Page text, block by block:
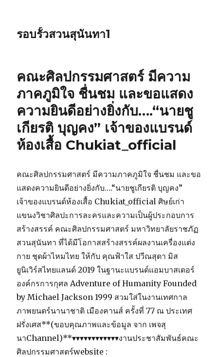
รอบรั้วสวนสุนันทา1
คณะศิลปกรรมศาสตร์ มีความ
ภาคภูมิใจ ชื่นชม และขอแสดง
ความยินดีอย่างยิ่งกับ….“นายชู
เกียรติ บุญคง” เจ้าของแบรนด์
ห้องเสื้อ Chukiat_official
คณะศิลปกรรมศาสตร์ มีความภาคภูมิใจ ชื่นชม และขอ
แสดงความยินดีอย่างยิ่งกับ….“นายชูเกียรติ บุญคง”
เจ้าของแบรนด์ห้องเสื้อ Chukiat_official ศิษย์เก่า
แขนงวิชาศิลปะการละครและความเป็นผู้ประกอบการ
สร้างสรรค์ คณะศิลปกรรมศาสตร์ มหาวิทยาลัยราชภัฏ
สวนสุนันทา ที่ได้มีโอกาสสร้างสรรค์ผลงานเครื่องแต่ง
กาย ชุดผ้าไหมไทย ให้กับ คุณฟ้าใส ปวีณสุดา มิส
ยูนิเวิร์สไทยแลนด์ 2019 ในฐานะแบรนด์แอมบาสเดอร์
องค์กรการกุศล Adventure of Humanity Founded
by Michael Jackson 1999 สวมใส่ในงานเทศกาล
ภาพยนตร์นานาชาติ เมืองคานส์ ครั้งที่ 77 ณ ประเทศ
ฝรั่งเศส**(ขอบคุณภาพและข้อมูล จาก เพจสุ
นาChannel)**▾▾▾▾▾▾▾▾▾▾▾▾งานประชาสัมพันธ์คณะ
ศิลปกรรมศาสตร์website :